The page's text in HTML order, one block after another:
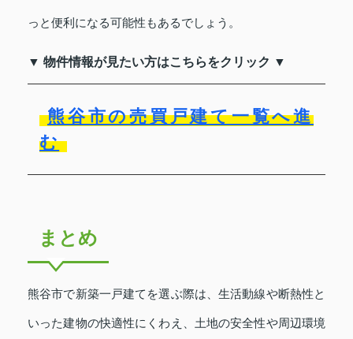
っと便利になる可能性もあるでしょう。
▼ 物件情報が見たい方はこちらをクリック ▼
熊谷市の売買戸建て一覧へ進
む
まとめ
熊谷市で新築一戸建てを選ぶ際は、生活動線や断熱性と
いった建物の快適性にくわえ、土地の安全性や周辺環境